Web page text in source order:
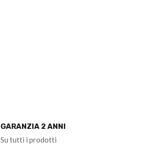
GARANZIA 2 ANNI
Su tutti i prodotti